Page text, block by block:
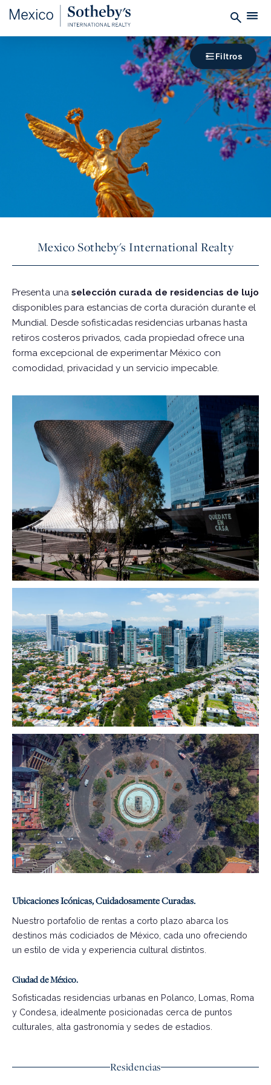
Mexico Sotheby's International Realty
Presenta una selección curada de residencias de lujo
disponibles para estancias de corta duración durante el
Mundial. Desde sofisticadas residencias urbanas hasta
retiros costeros privados, cada propiedad ofrece una
forma excepcional de experimentar México con
comodidad, privacidad y un servicio impecable.
Ubicaciones Icónicas, Cuidadosamente Curadas.
Nuestro portafolio de rentas a corto plazo abarca los
destinos más codiciados de México, cada uno ofreciendo
un estilo de vida y experiencia cultural distintos.
Ciudad de México.
Sofisticadas residencias urbanas en Polanco, Lomas, Roma
y Condesa, idealmente posicionadas cerca de puntos
culturales, alta gastronomía y sedes de estadios.
Residencias
Filtros